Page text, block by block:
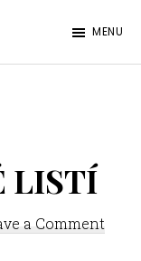
MENU
LISTÍ
a Comment